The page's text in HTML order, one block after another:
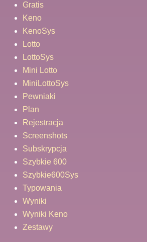
Gratis
Keno
KenoSys
Lotto
LottoSys
Mini Lotto
MiniLottoSys
Pewniaki
Plan
Rejestracja
Screenshots
Subskrypcja
Szybkie 600
Szybkie600Sys
Typowania
Wyniki
Wyniki Keno
Zestawy